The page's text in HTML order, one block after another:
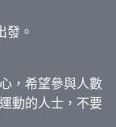
發。
，希望參與人數
動的人士，不要